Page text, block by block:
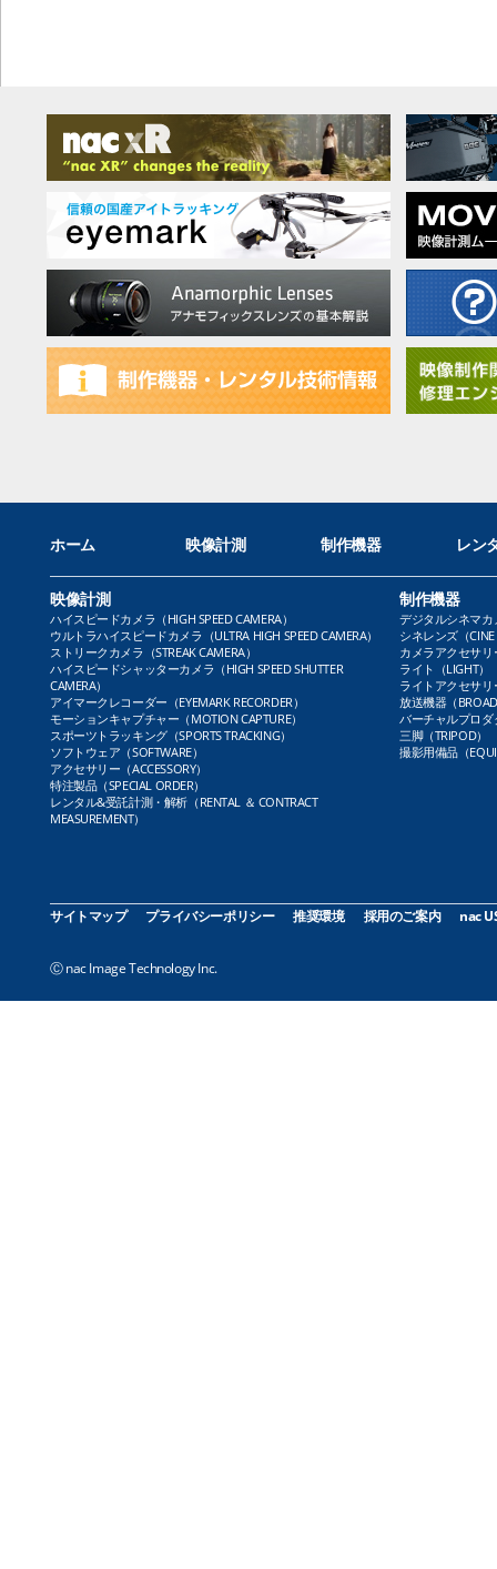
ホーム 映像計測 制作機器 レン
映像計測
ハイスピードカメラ（HIGH SPEED CAMERA）
ウルトラハイスピードカメラ（ULTRA HIGH SPEED CAMERA）
ストリークカメラ（STREAK CAMERA）
ハイスピードシャッターカメラ（HIGH SPEED SHUTTER
CAMERA）
アイマークレコーダー（EYEMARK RECORDER）
モーションキャプチャー（MOTION CAPTURE）
スポーツトラッキング（SPORTS TRACKING）
ソフトウェア（SOFTWARE）
アクセサリー（ACCESSORY）
特注製品（SPECIAL ORDER）
レンタル&受託計測・解析（RENTAL ＆ CONTRACT
MEASUREMENT）
制作機器
デジタルシネマカ
シネレンズ（CINE
カメラアクセサリ
ライト（LIGHT）
ライトアクセサリ
放送機器（
バーチャルプロダ
三脚（TRIPOD）
撮影用備品（
サイトマップ プライバシーポリシー 推奨環境 採用のご案内 nac
Ⓒ nac Image Technology Inc.